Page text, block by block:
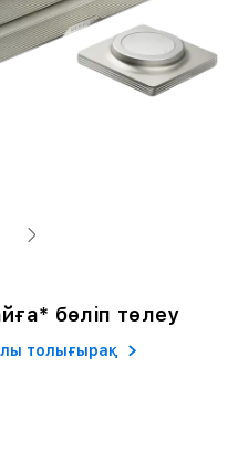
бөліп төлеу
толығырақ